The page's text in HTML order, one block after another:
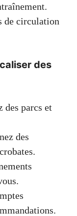
de circulation
des
des parcs et
des